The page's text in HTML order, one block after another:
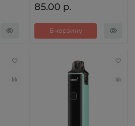
85.00 р.
В корзину